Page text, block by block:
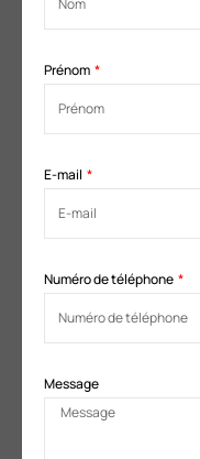
Prénom
E-mail
Numéro de téléphone
Message